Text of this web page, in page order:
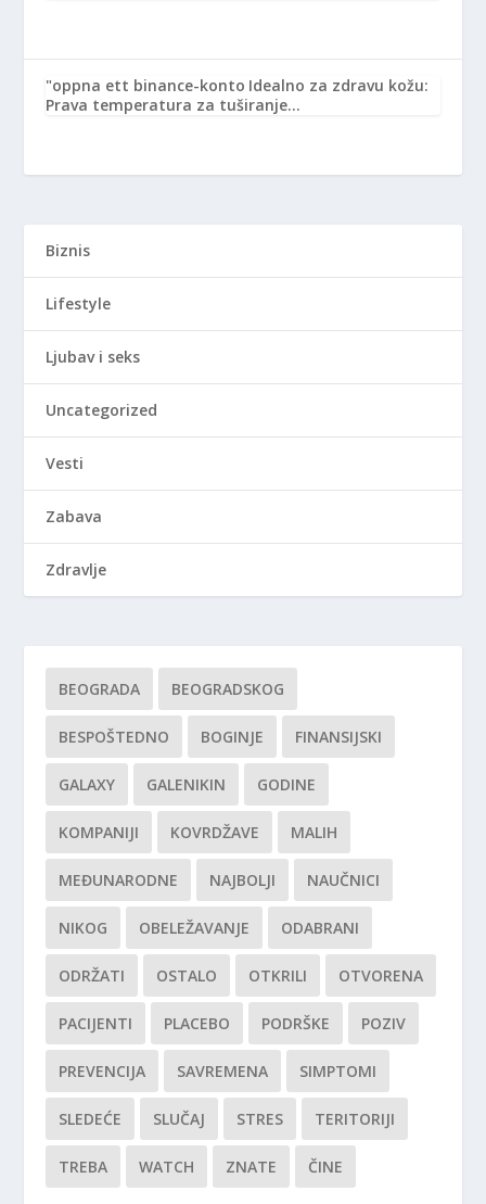
"oppna ett binance-konto Idealno za zdravu kožu:
Prava temperatura za tuširanje…
Biznis
Lifestyle
Ljubav i seks
Uncategorized
Vesti
Zabava
Zdravlje
BEOGRADA BEOGRADSKOG
BESPOŠTEDNO BOGINJE FINANSIJSKI
GALAXY GALENIKIN GODINE
KOMPANIJI KOVRDŽAVE MALIH
MEĐUNARODNE NAJBOLJI NAUČNICI
NIKOG OBELEŽAVANJE ODABRANI
ODRŽATI OSTALO OTKRILI OTVORENA
PACIJENTI PLACEBO PODRŠKE POZIV
PREVENCIJA SAVREMENA SIMPTOMI
SLEDEĆE SLUČAJ STRES TERITORIJI
TREBA WATCH ZNATE ČINE